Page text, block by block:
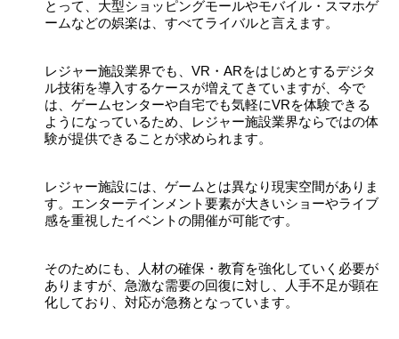
とって、大型ショッピングモールやモバイル・スマホゲ
ームなどの娯楽は、すべてライバルと言えます。
レジャー施設業界でも、VR・ARをはじめとするデジタ
ル技術を導入するケースが増えてきていますが、今で
は、ゲームセンターや自宅でも気軽にVRを体験できる
ようになっているため、レジャー施設業界ならではの体
験が提供できることが求められます。
レジャー施設には、ゲームとは異なり現実空間がありま
す。エンターテインメント要素が大きいショーやライブ
感を重視したイベントの開催が可能です。
そのためにも、人材の確保・教育を強化していく必要が
ありますが、急激な需要の回復に対し、人手不足が顕在
化しており、対応が急務となっています。